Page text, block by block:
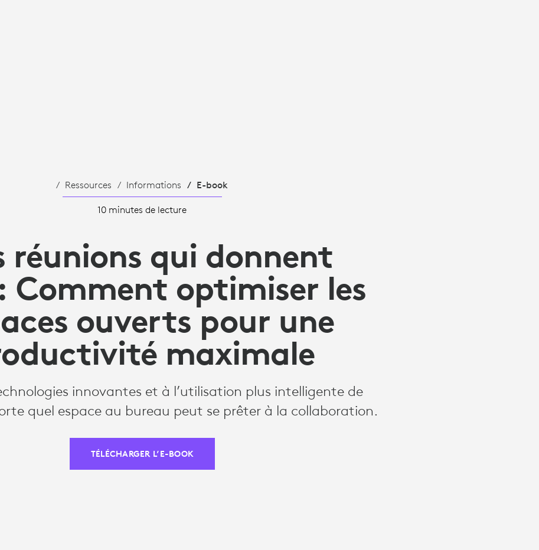
Ressources Informations E-book
10 minutes de lecture
réunions qui donnent
Comment optimiser les
ouverts pour une
maximale
innovantes et à l’utilisation plus intelligente de
quel espace au bureau peut se prêter à la collaboration.
TÉLÉCHARGER L’E-BOOK